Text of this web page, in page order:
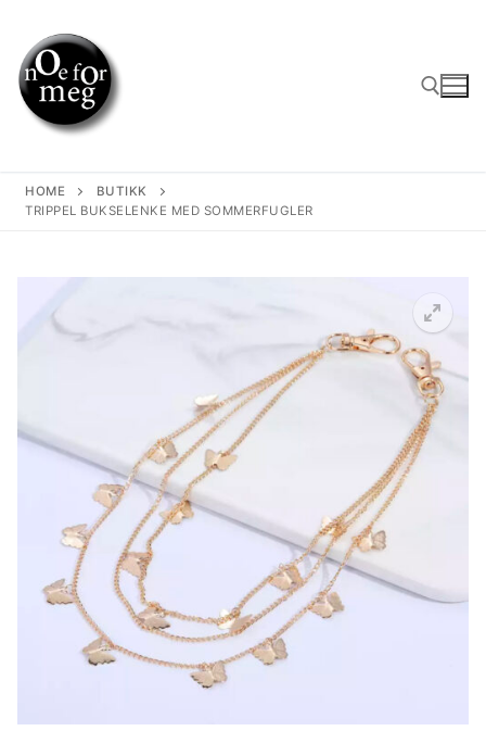
content
HOME
BUTIKK
TRIPPEL BUKSELENKE MED SOMMERFUGLER